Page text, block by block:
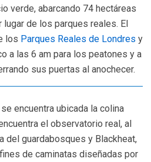
verde, abarcando 74 hectáreas
de los parques reales. El
los Parques Reales de Londres y
a las 6 am para los peatones y a
sus puertas al anochecer.
encuentra ubicada la colina
el observatorio real, al
del guardabosques y Blackheat,
de caminatas diseñadas por